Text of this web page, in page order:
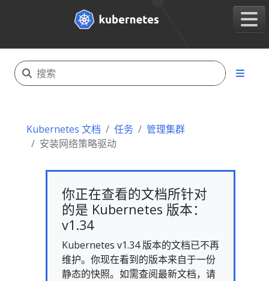
Kubernetes 文档 任务
管理集群
安装网络策略驱动
你正在查看的文档所针对
的是 Kubernetes 版本：
v1.34
Kubernetes v1.34 版本的文档已不再
维护。你现在看到的版本来自于一份
静态的快照。如需查阅最新文档，请